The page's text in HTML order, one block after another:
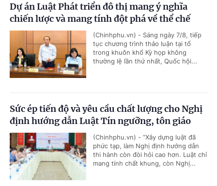
Dự án Luật Phát triển đô thị mang ý nghĩa
chiến lược và mang tính đột phá về thể chế
(Chinhphu.vn) - Sáng ngày 7/8, tiếp
tục chương trình thảo luận tại tổ
trong khuôn khổ Kỳ họp không
thường lệ lần thứ nhất, Quốc hội...
Sức ép tiến độ và yêu cầu chất lượng cho Nghị
định hướng dẫn Luật Tín ngưỡng, tôn giáo
(Chinhphu.vn) - “Xây dựng luật đã
phức tạp, làm Nghị định hướng dẫn
thi hành còn đòi hỏi cao hơn. Luật chỉ
mang tính chất khung, còn Nghị...